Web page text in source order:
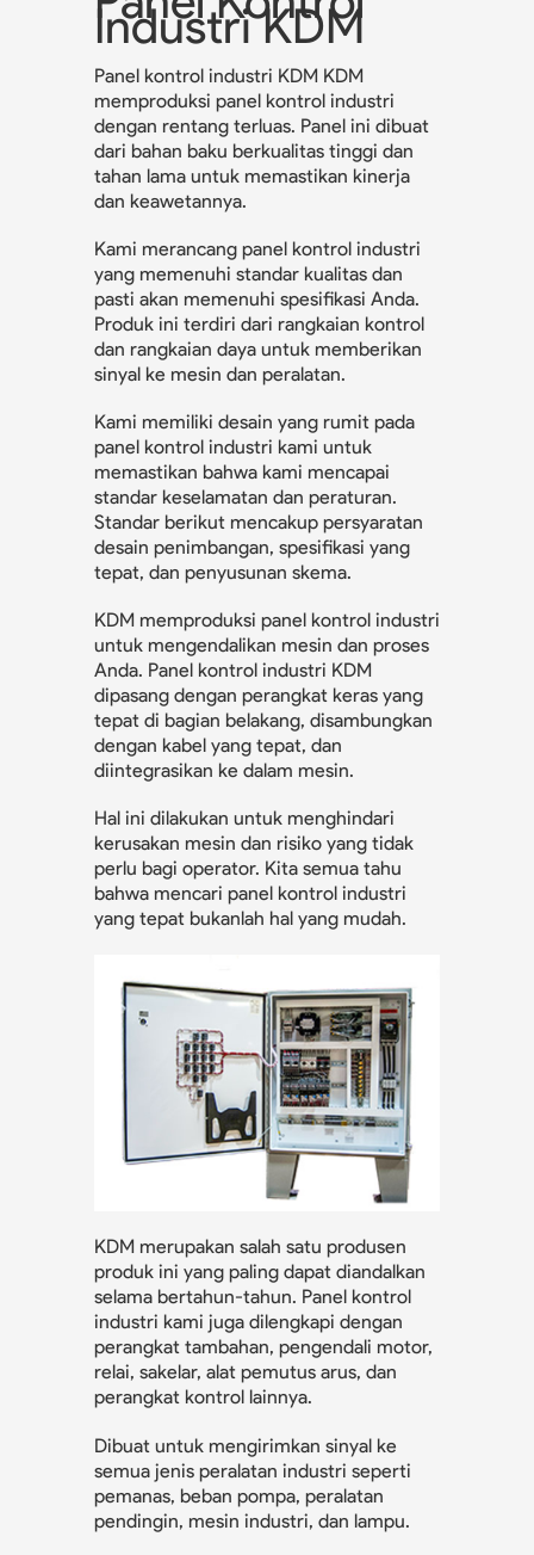
Industri KDM
Panel kontrol industri KDM KDM
memproduksi panel kontrol industri
dengan rentang terluas. Panel ini dibuat
dari bahan baku berkualitas tinggi dan
tahan lama untuk memastikan kinerja
dan keawetannya.
Kami merancang panel kontrol industri
yang memenuhi standar kualitas dan
pasti akan memenuhi spesifikasi Anda.
Produk ini terdiri dari rangkaian kontrol
dan rangkaian daya untuk memberikan
sinyal ke mesin dan peralatan.
Kami memiliki desain yang rumit pada
panel kontrol industri kami untuk
memastikan bahwa kami mencapai
standar keselamatan dan peraturan.
Standar berikut mencakup persyaratan
desain penimbangan, spesifikasi yang
tepat, dan penyusunan skema.
KDM memproduksi panel kontrol industri
untuk mengendalikan mesin dan proses
Anda. Panel kontrol industri KDM
dipasang dengan perangkat keras yang
tepat di bagian belakang, disambungkan
dengan kabel yang tepat, dan
diintegrasikan ke dalam mesin.
Hal ini dilakukan untuk menghindari
kerusakan mesin dan risiko yang tidak
perlu bagi operator. Kita semua tahu
bahwa mencari panel kontrol industri
yang tepat bukanlah hal yang mudah.
KDM merupakan salah satu produsen
produk ini yang paling dapat diandalkan
selama bertahun-tahun. Panel kontrol
industri kami juga dilengkapi dengan
perangkat tambahan, pengendali motor,
relai, sakelar, alat pemutus arus, dan
perangkat kontrol lainnya.
Dibuat untuk mengirimkan sinyal ke
semua jenis peralatan industri seperti
pemanas, beban pompa, peralatan
pendingin, mesin industri, dan lampu.